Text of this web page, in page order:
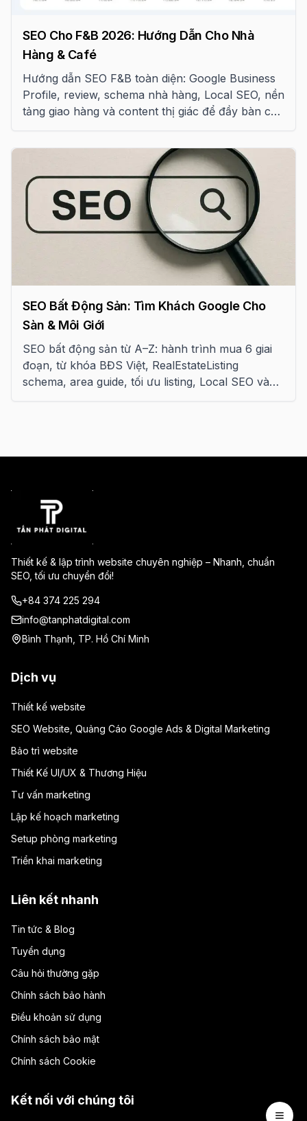
SEO Cho F&B 2026: Hướng Dẫn Cho Nhà
Hàng & Café
Hướng dẫn SEO F&B toàn diện: Google Business
Profile, review, schema nhà hàng, Local SEO, nền
tảng giao hàng và content thị giác để đầy bàn cho
SEO Bất Động Sản: Tìm Khách Google Cho
Sàn & Môi Giới
SEO bất động sản từ A–Z: hành trình mua 6 giai
đoạn, từ khóa BĐS Việt, RealEstateListing
schema, area guide, tối ưu listing, Local SEO và
Thiết kế & lập trình website chuyên nghiệp – Nhanh, chuẩn
SEO, tối ưu chuyển đổi!
+84 374 225 294
info@tanphatdigital.com
Bình Thạnh, TP. Hồ Chí Minh
Dịch vụ
Thiết kế website
SEO Website, Quảng Cáo Google Ads & Digital Marketing
Bảo trì website
Thiết Kế UI/UX & Thương Hiệu
Tư vấn marketing
Lập kế hoạch marketing
Setup phòng marketing
Triển khai marketing
Liên kết nhanh
Tin tức & Blog
Tuyển dụng
Câu hỏi thường gặp
Chính sách bảo hành
Điều khoản sử dụng
Chính sách bảo mật
Chính sách Cookie
Kết nối với chúng tôi